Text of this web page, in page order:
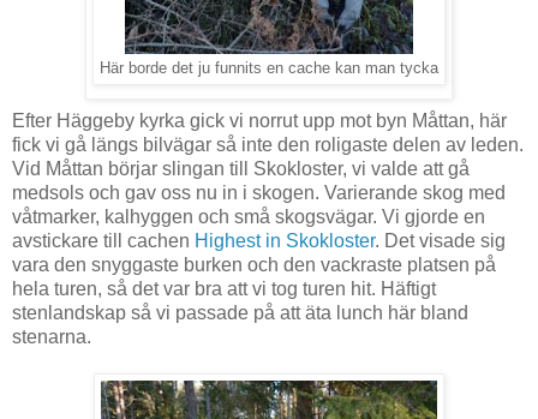
Här borde det ju funnits en cache kan man tycka
Efter Häggeby kyrka gick vi norrut upp mot byn Måttan, här
fick vi gå längs bilvägar så inte den roligaste delen av leden.
Vid Måttan börjar slingan till Skokloster, vi valde att gå
medsols och gav oss nu in i skogen. Varierande skog med
våtmarker, kalhyggen och små skogsvägar. Vi gjorde en
avstickare till cachen Highest in Skokloster. Det visade sig
vara den snyggaste burken och den vackraste platsen på
hela turen, så det var bra att vi tog turen hit. Häftigt
stenlandskap så vi passade på att äta lunch här bland
stenarna.